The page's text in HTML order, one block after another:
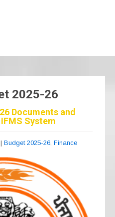
2025-26
Documents and
System
| Budget 2025-26, Finance